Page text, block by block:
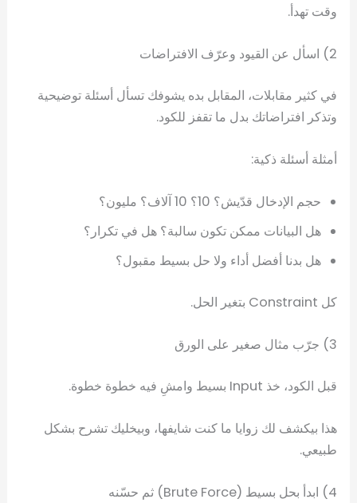
وقت تهدأ.
2) اسأل عن القيود وعرّف الافتراضات
في كثير مقابلات، المقابل بده يشوفك تسأل أسئلة توضيحية
وتذكر افتراضاتك بدل ما تقفز للكود.
أمثلة أسئلة ذكية:
حجم الإدخال قدّيش؟ 10؟ 10 آلاف؟ مليون؟
هل البيانات ممكن تكون سالبة؟ هل في تكرار؟
هل بدنا أفضل أداء ولا حل بسيط مقبول؟
كل Constraint بتغير الحل.
3) جرّب مثال صغير على الورق
قبل الكود، خذ Input بسيط وامشِ فيه خطوة خطوة.
هذا بيكشف لك زوايا ما كنت شايفها، وبيخليك تشرح بشكل
طبيعي.
4) ابدأ بحل بسيط (Brute Force) ثم حسّنه